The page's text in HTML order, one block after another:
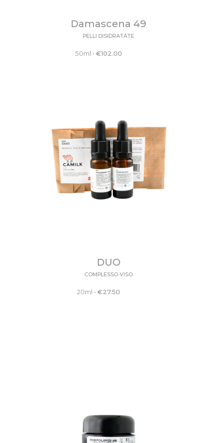
Damascena 49
PELLI DISIDRATATE
50ml •€102.00
DUO
COMPLESSO VISO
20ml •€27.50